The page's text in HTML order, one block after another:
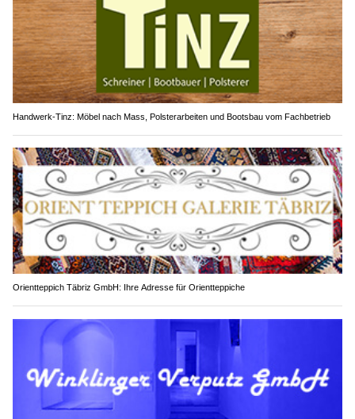
Handwerk-Tinz: Möbel nach Mass, Polsterarbeiten und Bootsbau vom Fachbetrieb
Orientteppich Täbriz GmbH: Ihre Adresse für Orientteppiche